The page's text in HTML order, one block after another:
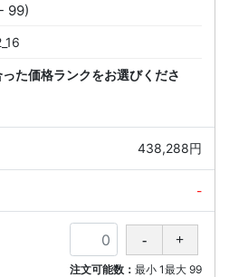
99)
た価格ランクをお選びくださ
438,288円
-
注文可能数： 最小 1最大 99